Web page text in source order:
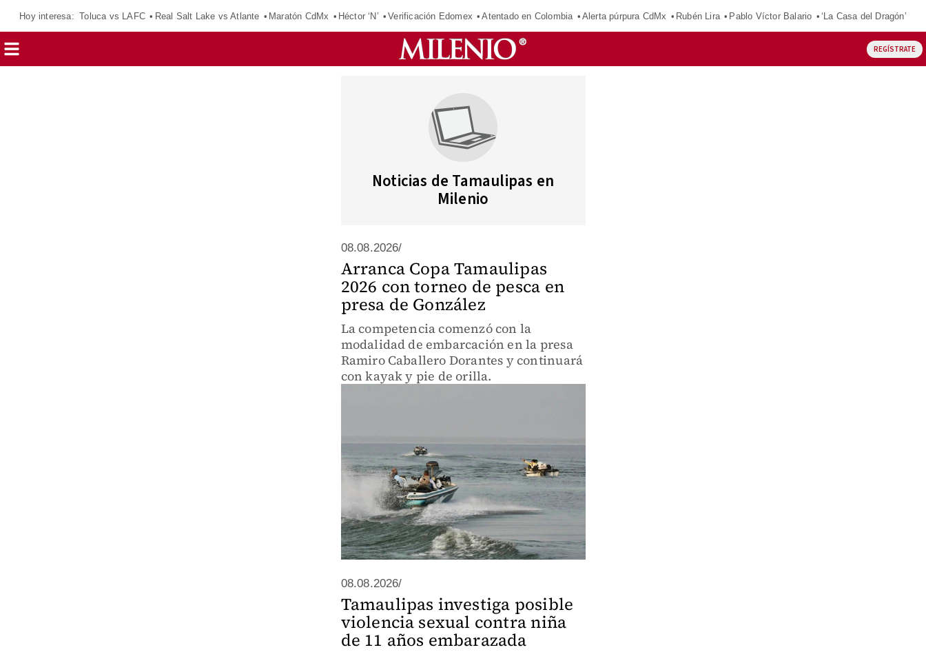
Hoy interesa: Toluca vs LAFC Real Salt Lake vs Atlante Maratón CdMx Héctor ‘N’ Verificación Edomex Atentado en Colombia Alerta púrpura CdMx Rubén Lira Pablo Víctor Balario ‘La Casa del Dragón’
REGÍSTRATE
Noticias de Tamaulipas en
Milenio
08.08.2026/
Arranca Copa Tamaulipas
2026 con torneo de pesca en
presa de González
La competencia comenzó con la
modalidad de embarcación en la presa
Ramiro Caballero Dorantes y continuará
con kayak y pie de orilla.
08.08.2026/
Tamaulipas investiga posible
violencia sexual contra niña
de 11 años embarazada